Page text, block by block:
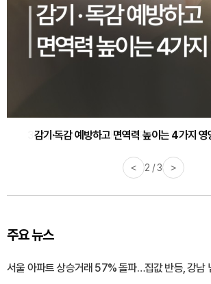
감기·독감 예방하고 면역력 높이는 4가지
< 3 / 3 >
주요 뉴스
서울 아파트 상승거래 57% 돌파…집값 반등, 강남